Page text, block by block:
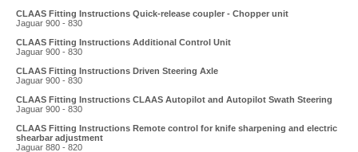
CLAAS Fitting Instructions Quick-release coupler - Chopper unit
Jaguar 900 - 830
CLAAS Fitting Instructions Additional Control Unit
Jaguar 900 - 830
CLAAS Fitting Instructions Driven Steering Axle
Jaguar 900 - 830
CLAAS Fitting Instructions CLAAS Autopilot and Autopilot Swath Steering
Jaguar 900 - 830
CLAAS Fitting Instructions Remote control for knife sharpening and electric
shearbar adjustment
Jaguar 880 - 820